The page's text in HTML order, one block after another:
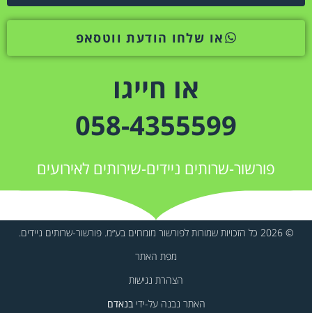
או שלחו הודעת ווטסאפ
או חייגו
058-4355599
פורשור-שרותים ניידים-שירותים לאירועים
© 2026 כל הזכויות שמורות לפורשור מומחים בע״מ. פורשור-שרותים ניידים.
מפת האתר
הצהרת נגישות
האתר נבנה על-ידיבנאדם